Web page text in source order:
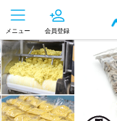
メニュー 会員登録